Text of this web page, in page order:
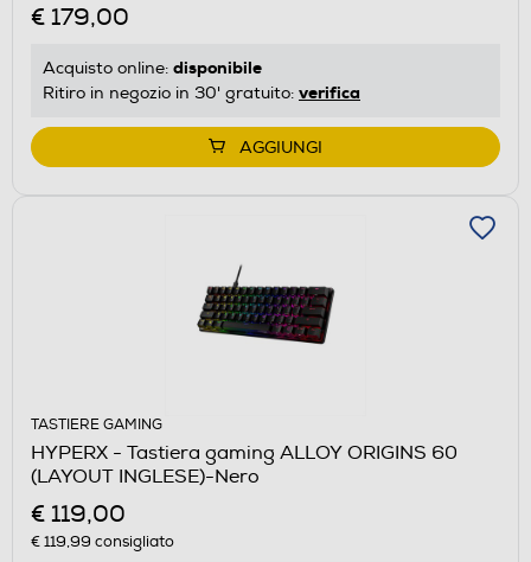
€ 179,00
Acquisto online: disponibile
Ritiro in negozio in 30' gratuito: verifica
AGGIUNGI
TASTIERE GAMING
HYPERX - Tastiera gaming ALLOY ORIGINS 60
(LAYOUT INGLESE)-Nero
€ 119,00
€ 119,99 consigliato